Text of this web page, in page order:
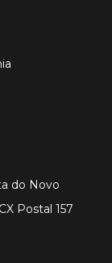
do Novo
Postal 157